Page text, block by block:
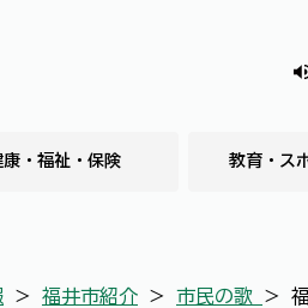
康・福祉・保険 教育・ス
＞ 福井市紹介 ＞ 市民の歌 ＞